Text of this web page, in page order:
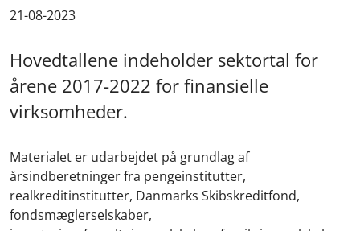
21-08-2023
Hovedtallene indeholder sektortal for
årene 2017-2022 for finansielle
virksomheder.
Materialet er udarbejdet på grundlag af
årsindberetninger fra pengeinstitutter,
realkreditinstitutter, Danmarks Skibskreditfond,
fondsmæglerselskaber,